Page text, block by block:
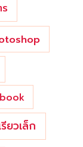
ยวเล็ก